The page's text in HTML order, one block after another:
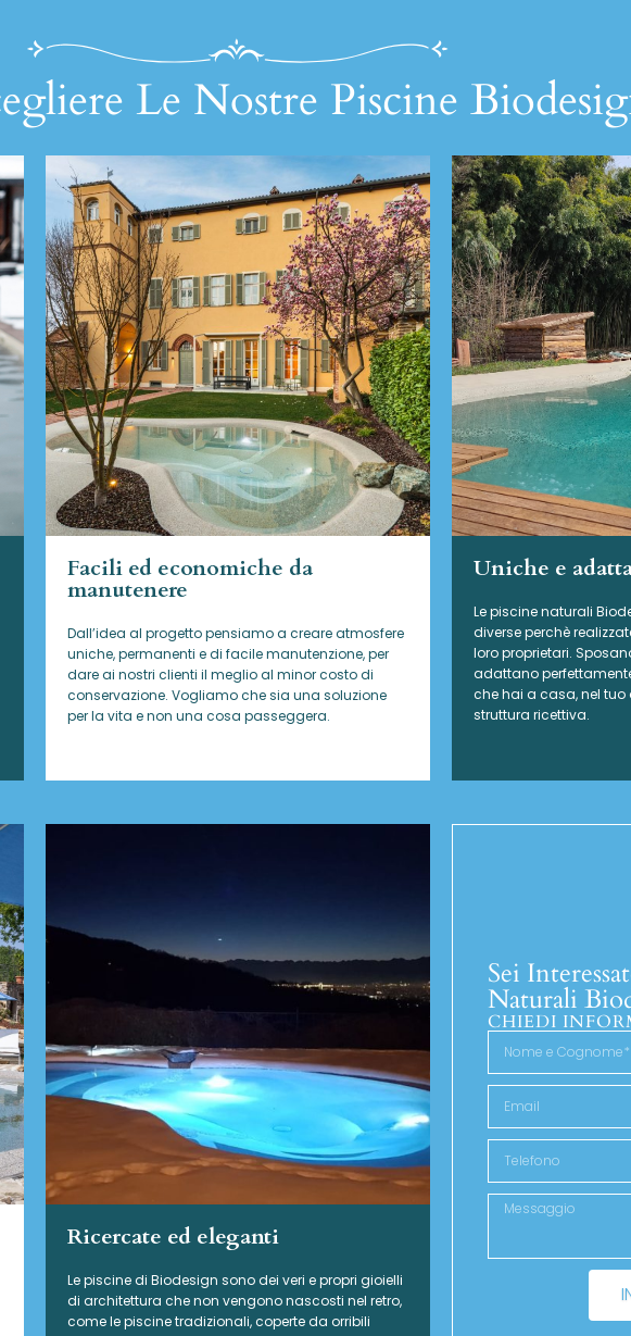
Le Nostre Piscine
Facili ed economiche da
manutenere
Dall’idea al progetto pensiamo a creare atmosfere
uniche, permanenti e di facile manutenzione, per
dare ai nostri clienti il meglio al minor costo di
conservazione. Vogliamo che sia una soluzione
per la vita e non una cosa passeggera.
Uniche e
Le piscine naturali
diverse perchè
loro proprietari.
adattano
che hai a casa, nel
struttura ricettiva.
Ricercate ed eleganti
Le piscine di Biodesign sono dei veri e propri gioielli
di architettura che non vengono nascosti nel retro,
come le piscine tradizionali, coperte da orribili
Sei
Naturali
CHIEDI